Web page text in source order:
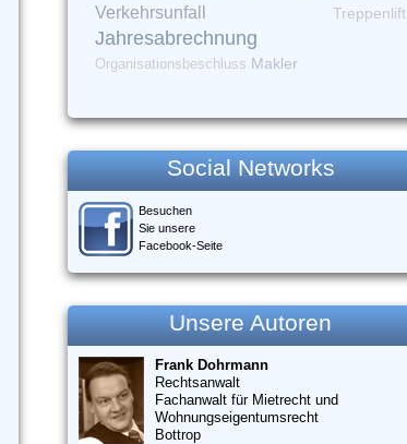
Verkehrsunfall Treppenlift
Jahresabrechnung
Organisationsbeschluss Makler
Social Networks
Besuchen
Sie unsere
Facebook-Seite
Unsere Autoren
Frank Dohrmann
Rechtsanwalt
Fachanwalt für Mietrecht und
Wohnungseigentumsrecht
Bottrop